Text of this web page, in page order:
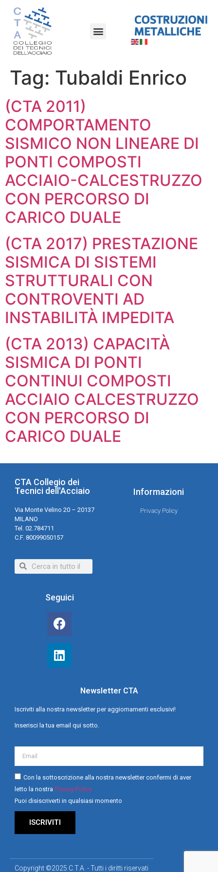
Tag: Tubaldi Enrico
(CTA 2011)
COMPORTAMENTO
SISMICO NON LINEARE DI
PONTI COMPOSTI
ACCIAIO-CALCESTRUZZO
CON PERCORSO DI
CARICO DUALE
(CTA 2017) PRESTAZIONE
SISMICA DI SISTEMI
STRUTTURALI CON
CONTROVENTI AD
INSTABILITÀ IMPEDITA
(CTA 2013) CAPACITÀ
SISMICA DI PONTI
CONTINUI COMPOSTI
ACCIAIO CALCESTRUZZO
CON PERCORSO DI
CARICO DUALE
CTA Collegio dei
Tecnici dell'Acciaio
Via Monte Velino 20 – 20137
MILANO
Tel. 02.784711
C.F. 80099050157
Informazioni
Privacy Policy
Seguici
Newsletter CTA
Iscriviti alla nostra newsletter per aggiornamenti esclusivi!
Inserisci la tua email qui sotto.
Con la sottoscrizione alla nostra newsletter confermi di aver
letto la nostra Privacy Policy
Puoi disiscriverti in qualsiasi momento
ISCRIVITI
Copyright ©2025 C.T.A. - Tutti i diritti riservati